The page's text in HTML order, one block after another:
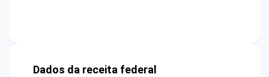
Dados da receita federal